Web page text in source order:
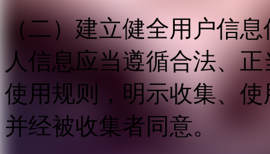
（二）建立健全用户信
人信息应当遵循合法、
使用规则，明示收集、
并经被收集者同意。